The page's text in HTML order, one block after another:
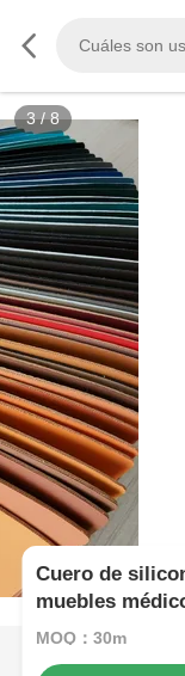
3/8
Cuero de
muebles
MOQ：30m